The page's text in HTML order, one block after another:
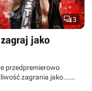
3
zagraj jako
przedpremierowo
zagrania jako…
ma być dostępny w